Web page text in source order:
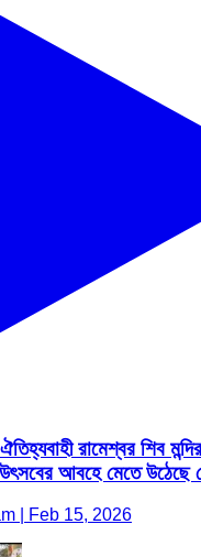
রামেশ্বর শিব
উৎসবের আবহে মেতে উঠেছে
| Feb 15, 2026